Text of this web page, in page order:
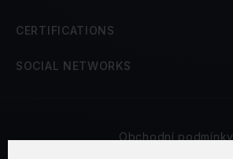
CERTIFICATIONS
SOCIAL NETWORKS
Obchodní podmínky